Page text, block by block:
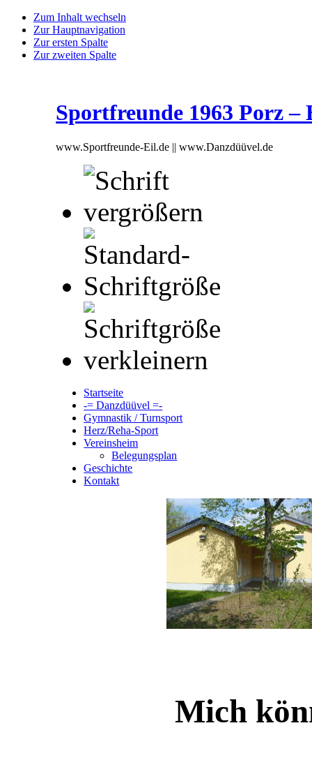
Zum Inhalt wechseln
Zur Hauptnavigation
Zur ersten Spalte
Zur zweiten Spalte
Sportfreunde 1963 Porz –
www.Sportfreunde-Eil.de || www.Danzdüüvel.de
Startseite
-= Danzdüüvel =-
Gymnastik / Turnsport
Herz/Reha-Sport
Vereinsheim
Belegungsplan
Geschichte
Kontakt
Mich